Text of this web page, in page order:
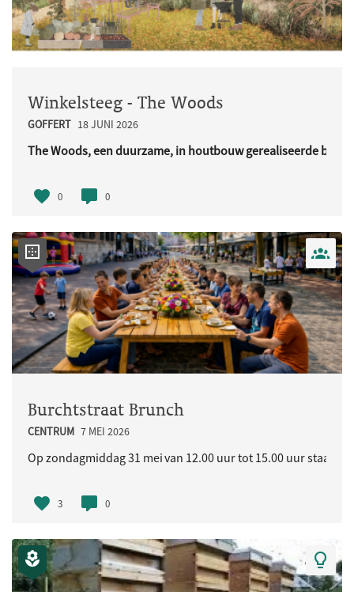
Winkelsteeg - The Woods
GOFFERT 18 JUNI 2026
The Woods, een duurzame, in houtbouw gerealiseerde buurt
0 0
Burchtstraat Brunch
CENTRUM 7 MEI 2026
Op zondagmiddag 31 mei van 12.00 uur tot 15.00 uur staat in
3 0